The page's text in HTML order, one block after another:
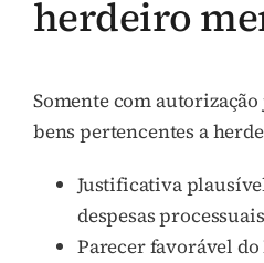
herdeiro
Somente com
bens pertencentes a
Justificativa
despesas
Parecer favorável